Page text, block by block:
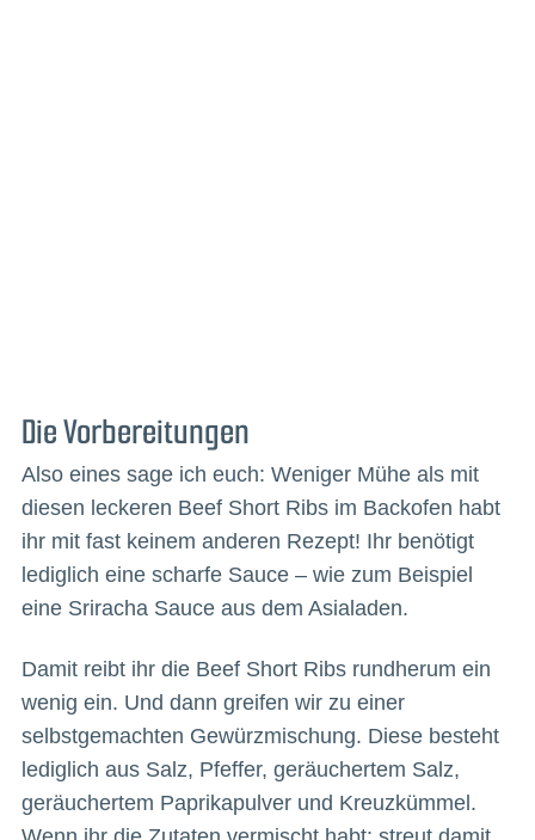
Die Vorbereitungen
Also eines sage ich euch: Weniger Mühe als mit
diesen leckeren Beef Short Ribs im Backofen habt
ihr mit fast keinem anderen Rezept! Ihr benötigt
lediglich eine scharfe Sauce – wie zum Beispiel
eine Sriracha Sauce aus dem Asialaden.
Damit reibt ihr die Beef Short Ribs rundherum ein
wenig ein. Und dann greifen wir zu einer
selbstgemachten Gewürzmischung. Diese besteht
lediglich aus Salz, Pfeffer, geräuchertem Salz,
geräuchertem Paprikapulver und Kreuzkümmel.